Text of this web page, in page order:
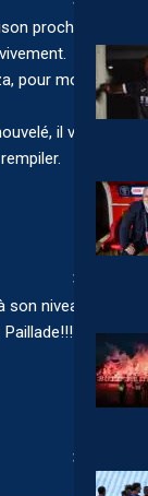
prochaine
pour moi, ça
il va
niveau et